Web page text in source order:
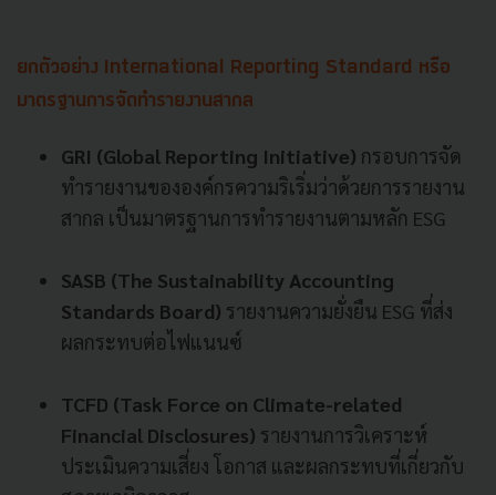
ยกตัวอย่าง International Reporting Standard หรือ
มาตรฐานการจัดทำรายงานสากล
GRI (Global Reporting Initiative) กรอบการจัด
ทำรายงานขององค์กรความริเริ่มว่าด้วยการรายงาน
สากล เป็นมาตรฐานการทำรายงานตามหลัก ESG
SASB (The Sustainability Accounting
Standards Board) รายงานความยั่งยืน ESG ที่ส่ง
ผลกระทบต่อไฟแนนซ์
TCFD (Task Force on Climate-related
Financial Disclosures) รายงานการวิเคราะห์
ประเมินความเสี่ยง โอกาส และผลกระทบที่เกี่ยวกับ